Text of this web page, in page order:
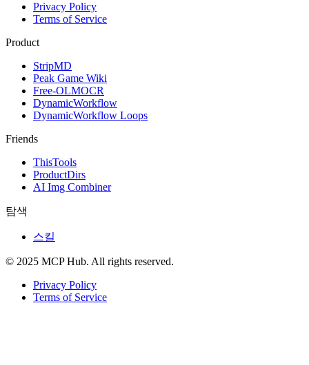
Privacy Policy
Terms of Service
Product
StripMD
Peak Game Wiki
Free-OLMOCR
DynamicWorkflow
DynamicWorkflow Loops
Friends
ThisTools
ProductDirs
AI Img Combiner
탐색
스킬
© 2025 MCP Hub. All rights reserved.
Privacy Policy
Terms of Service